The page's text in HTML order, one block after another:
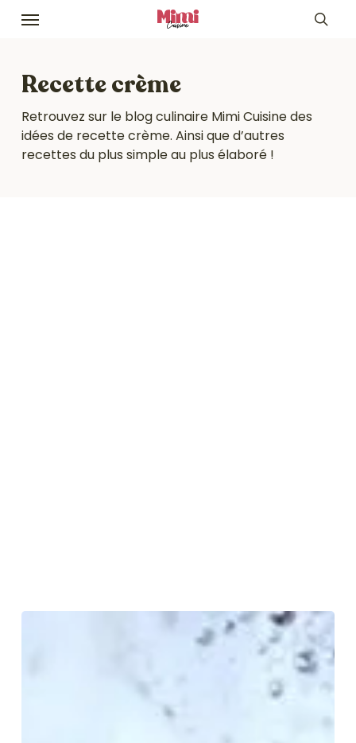
Skip
content
Menu
Recette crème
Retrouvez sur le blog culinaire Mimi Cuisine des
idées de recette crème. Ainsi que d’autres
recettes du plus simple au plus élaboré !